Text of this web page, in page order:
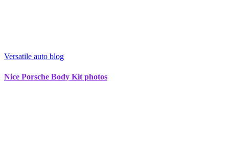
Versatile auto blog
Nice Porsche Body Kit photos